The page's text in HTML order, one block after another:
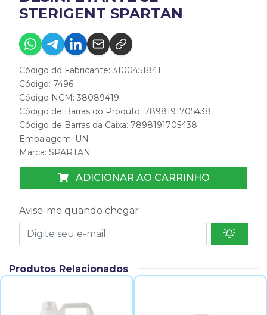
STERIGENT SPARTAN
Código do Fabricante: 3100451841
Código: 7496
Código NCM: 38089419
Código de Barras do Produto: 7898191705438
Código de Barras da Caixa: 7898191705438
Embalagem: UN
Marca: SPARTAN
ADICIONAR AO CARRINHO
Avise-me quando chegar
Produtos Relacionados